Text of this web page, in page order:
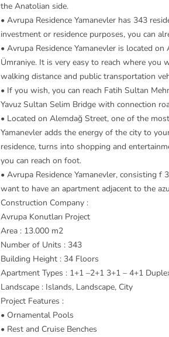
the Anatolian side.
• Avrupa Residence Yamanevler has 343
investment or residence purposes, you can
• Avrupa Residence Yamanevler is located
Ümraniye. It is very easy to reach where
walking distance and public transportation
• If you wish, you can reach Fatih Sultan
Yavuz Sultan Selim Bridge with connection
• Located on Alemdağ Street, one of the
Yamanevler adds the energy of the city to
residence, turns into shopping and
you can reach on foot.
• Avrupa Residence Yamanevler, consisting
want to have an apartment adjacent to the
Construction Company :
Avrupa Konutları Project
Area : 13.000 m2
Number of Units : 343
Building Height : 34 Floors
Apartment Types : 1+1 –2+1 3+1 – 4+1
Landscape : Islands, Landscape, City
Project Features :
• Ornamental Pools
• Rest and Cruise Benches